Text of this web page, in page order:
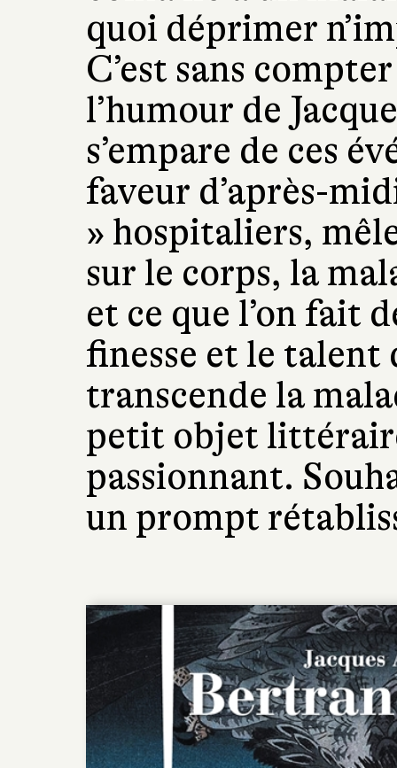
quoi déprimer
C’est sans
l’humour de
s’empare de ces
faveur d’après-
» hospitaliers,
sur le corps, la
et ce que l’on fait
finesse et le
transcende la
petit objet
passionnant.
un prompt